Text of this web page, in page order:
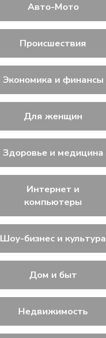
Авто-Мото
Происшествия
Экономика и финансы
Для женщин
Здоровье и медицина
Интернет и
компьютеры
Шоу-бизнес и культура
Дом и быт
Недвижимость